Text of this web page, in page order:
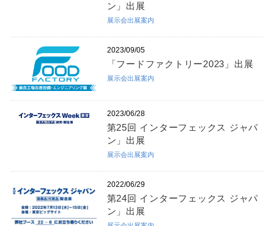
ン」出展
展示会出展案内
2023/09/05
「フードファクトリー2023」出展
展示会出展案内
2023/06/28
第25回 インターフェックス ジャパ
ン」出展
展示会出展案内
2022/06/29
第24回 インターフェックス ジャパ
ン」出展